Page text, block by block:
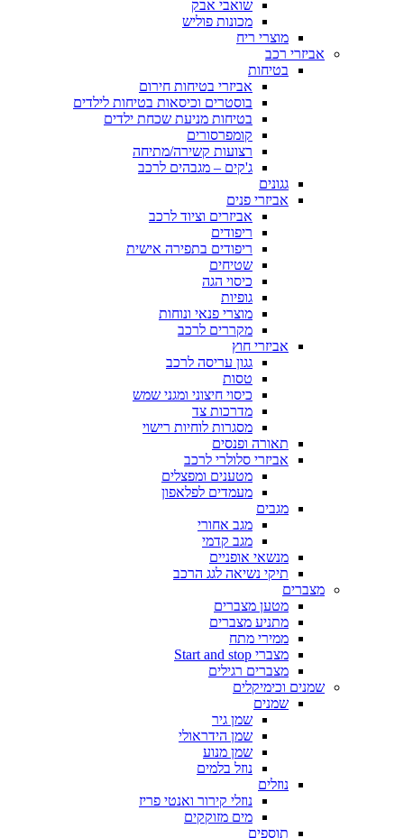
שואבי אבק
מכונות פוליש
מוצרי ריח
אביזרי רכב
בטיחות
אביזרי בטיחות חירום
בוסטרים וכיסאות בטיחות לילדים
בטיחות מניעת שכחת ילדים
קומפרסורים
רצועות קשירה/מתיחה
ג'קים – מגבהים לרכב
גגונים
אביזרי פנים
אביזרים וציוד לרכב
ריפודים
ריפודים בתפירה אישית
שטיחים
כיסוי הגה
גופיות
מוצרי פנאי ונוחות
מקררים לרכב
אביזרי חוץ
גגון עריסה לרכב
טסות
כיסוי חיצוני ומגני שמש
מדרכות צד
מסגרות לוחיות רישוי
תאורה ופנסים
אביזרי סלולרי לרכב
מטענים ומפצלים
מעמדים לפלאפון
מגבים
מגב אחורי
מגב קדמי
מנשאי אופניים
תיקי נשיאה לגג הרכב
מצברים
מטען מצברים
מתניע מצברים
ממירי מתח
מצברי Start and stop
מצברים רגילים
שמנים וכימיקלים
שמנים
שמן גיר
שמן הידראולי
שמן מנוע
נוזל בלמים
נוזלים
נוזלי קירור ואנטי פריז
מים מזוקקים
תוספים